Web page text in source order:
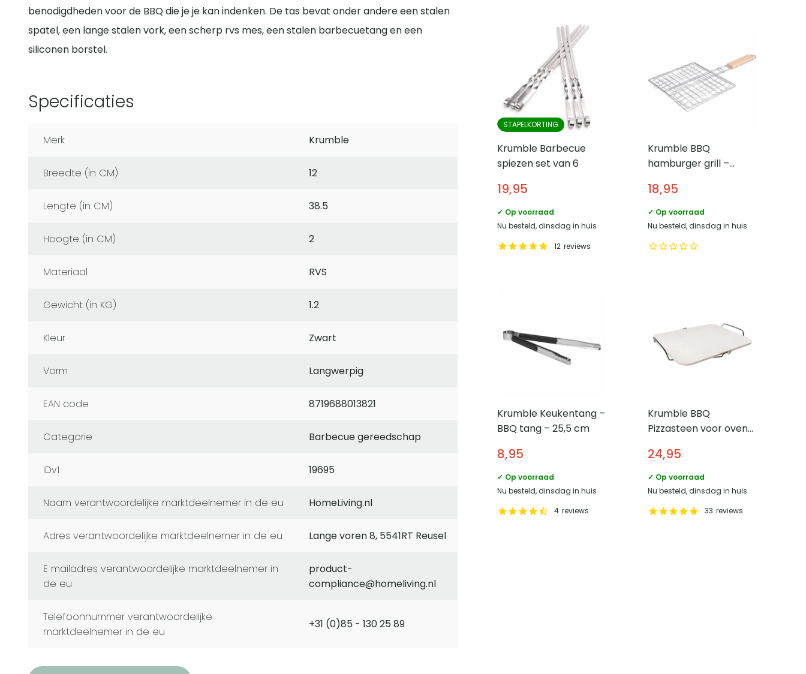
benodigdheden voor de BBQ die je je kan indenken. De tas bevat onder andere een stalen
spatel, een lange stalen vork, een scherp rvs mes, een stalen barbecuetang en een
siliconen borstel.
Specificaties
Merk Krumble
Breedte (in CM) 12
Lengte (in CM) 38.5
Hoogte (in CM) 2
Materiaal RVS
Gewicht (in KG) 1.2
Kleur Zwart
Vorm Langwerpig
EAN code 8719688013821
Categorie Barbecue gereedschap
IDv1 19695
naam verantwoordelijke marktdeelnemer in de eu HomeLiving.nl
adres verantwoordelijke marktdeelnemer in de eu Lange voren 8, 5541RT Reusel
e mailadres verantwoordelijke marktdeelnemer in
de eu
product-
compliance@homeliving.nl
telefoonnummer verantwoordelijke
marktdeelnemer in de eu
+31 (0)85 - 130 25 89
STAPELKORTING
Krumble Barbecue
spiezen set van 6
19,95
✓ Op voorraad
Nu besteld, dinsdag in huis
12 reviews
Krumble BBQ
hamburger grill –
hamburgers
18,95
✓ Op voorraad
Nu besteld, dinsdag in huis
Krumble Keukentang –
BBQ tang – 25,5 cm
8,95
✓ Op voorraad
Nu besteld, dinsdag in huis
4 reviews
Krumble BBQ
Pizzasteen voor oven
cm
24,95
✓ Op voorraad
Nu besteld, dinsdag in huis
33 reviews